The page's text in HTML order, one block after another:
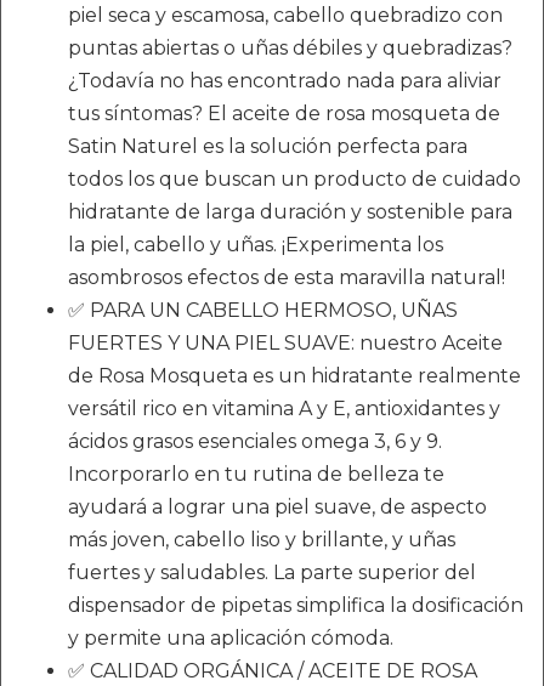
piel seca y escamosa, cabello quebradizo con
puntas abiertas o uñas débiles y quebradizas?
¿Todavía no has encontrado nada para aliviar
tus síntomas? El aceite de rosa mosqueta de
Satin Naturel es la solución perfecta para
todos los que buscan un producto de cuidado
hidratante de larga duración y sostenible para
la piel, cabello y uñas. ¡Experimenta los
asombrosos efectos de esta maravilla natural!
✅ PARA UN CABELLO HERMOSO, UÑAS
FUERTES Y UNA PIEL SUAVE: nuestro Aceite
de Rosa Mosqueta es un hidratante realmente
versátil rico en vitamina A y E, antioxidantes y
ácidos grasos esenciales omega 3, 6 y 9.
Incorporarlo en tu rutina de belleza te
ayudará a lograr una piel suave, de aspecto
más joven, cabello liso y brillante, y uñas
fuertes y saludables. La parte superior del
dispensador de pipetas simplifica la dosificación
y permite una aplicación cómoda.
✅ CALIDAD ORGÁNICA / ACEITE DE ROSA